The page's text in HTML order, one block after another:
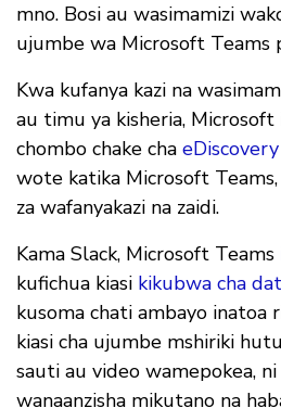
mno. Bosi au wasimamizi
ujumbe wa Microsoft Teams
Kwa kufanya kazi na
au timu ya kisheria,
chombo chake cha eDiscovery
wote katika Microsoft
za wafanyakazi na zaidi.
Kama Slack, Microsoft Teams
kufichua kiasi kikubwa cha
kusoma chati ambayo inatoa
kiasi cha ujumbe mshiriki
sauti au video wamepokea,
wanaanzisha mikutano na